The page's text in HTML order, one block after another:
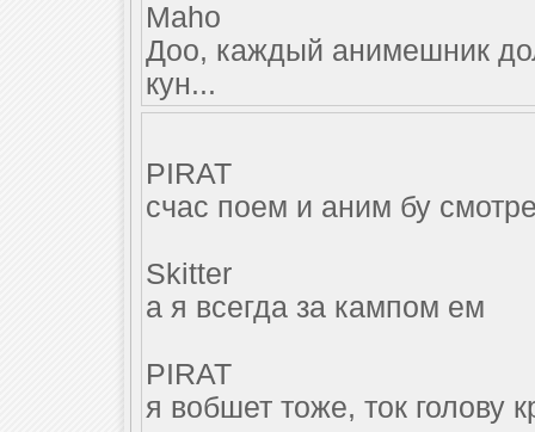
Maho
Доо, каждый анимешник
кун...
PIRAT
счас поем и аним бу
Skitter
а я всегда за кампом ем
PIRAT
я вобшет тоже, ток голову